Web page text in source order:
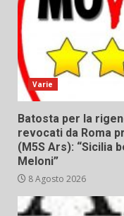
Varie
Batosta per la
revocati da Roma
(M5S Ars): “Sicilia
Meloni”
8 Agosto 2026